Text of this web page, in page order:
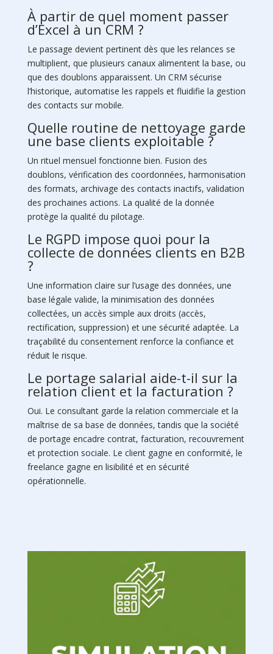
À partir de quel moment passer
d’Excel à un CRM ?
Le passage devient pertinent dès que les relances se
multiplient, que plusieurs canaux alimentent la base, ou
que des doublons apparaissent. Un CRM sécurise
l’historique, automatise les rappels et fluidifie la gestion
des contacts sur mobile.
Quelle routine de nettoyage garde
une base clients exploitable ?
Un rituel mensuel fonctionne bien. Fusion des
doublons, vérification des coordonnées, harmonisation
des formats, archivage des contacts inactifs, validation
des prochaines actions. La qualité de la donnée
protège la qualité du pilotage.
Le RGPD impose quoi pour la
collecte de données clients en B2B
?
Une information claire sur l’usage des données, une
base légale valide, la minimisation des données
collectées, un accès simple aux droits (accès,
rectification, suppression) et une sécurité adaptée. La
traçabilité du consentement renforce la confiance et
réduit le risque.
Le portage salarial aide-t-il sur la
relation client et la facturation ?
Oui. Le consultant garde la relation commerciale et la
maîtrise de sa base de données, tandis que la société
de portage encadre contrat, facturation, recouvrement
et protection sociale. Le client gagne en conformité, le
freelance gagne en lisibilité et en sécurité
opérationnelle.